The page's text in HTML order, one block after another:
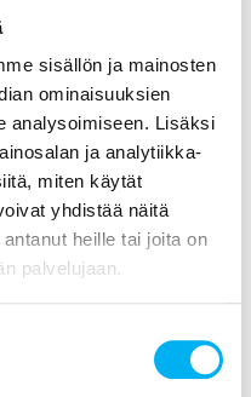
sisällön ja mainosten
ominaisuuksien
analysoimiseen. Lisäksi
ja analytiikka-
miten käytät
yhdistää näitä
heille tai joita on
palvelujaan.
pienikin
vuoto voi
aiheuttaa
mittavat
kosteusvauriot,
kuten
vesivahingon
homehtumisen.